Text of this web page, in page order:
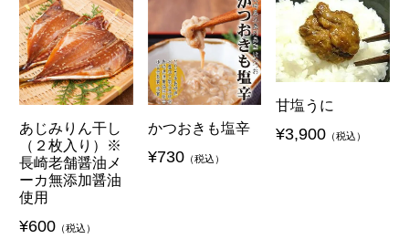
あじみりん干し
（２枚入り）※
長崎老舗醤油メ
ーカ無添加醤油
使用
¥600（税込）
かつおきも塩辛
¥730（税込）
甘塩うに
¥3,900 （税込）